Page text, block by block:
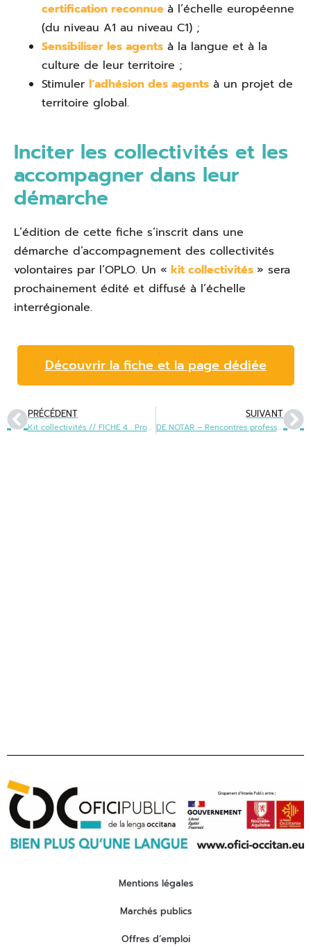
certification reconnue à l’échelle européenne
(du niveau A1 au niveau C1) ;
Sensibiliser les agents à la langue et à la
culture de leur territoire ;
Stimuler l’adhésion des agents à un projet de
territoire global.
Inciter les collectivités et les
accompagner dans leur
démarche
L’édition de cette fiche s’inscrit dans une
démarche d’accompagnement des collectivités
volontaires par l’OPLO. Un « kit collectivités » sera
prochainement édité et diffusé à l’échelle
interrégionale.
Découvrir la fiche et la page dédiée
PRÉCÉDENT
Kit collectivités // FICHE 4 : Proposer une version occitane d’un site institutionnel
SUIVANT
DE NOTAR – Rencontres professionnelles des Langues et Cultures Régionales les 5 et 6 octobre à Agen
Mentions légales
Marchés publics
Offres d’emploi